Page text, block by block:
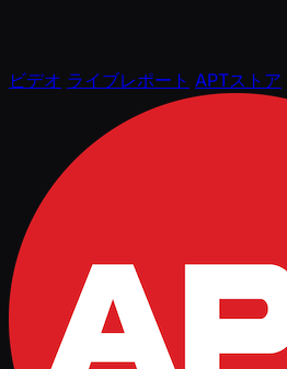
ビデオ ライブレポート APTストア